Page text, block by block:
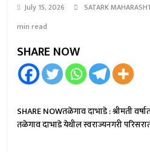
July 15, 2026 SATARK
min read
SHARE NOW
SHARE NOWतळेगाव दाभाडे : श्रीमती
तळेगाव दाभाडे येथील स्वराज्यनगरी